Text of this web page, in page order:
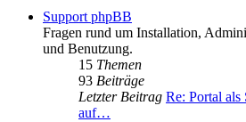
Support phpBB
Fragen rund um Installation,
und Benutzung.
15 Themen
93 Beiträge
Letzter Beitrag Re: Portal als
auf…